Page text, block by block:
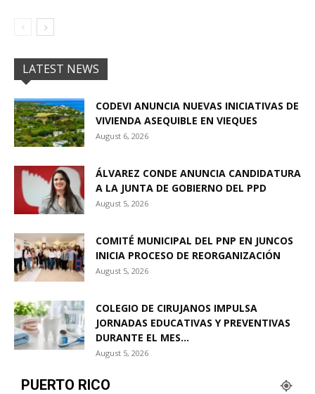
LATEST NEWS
CODEVI ANUNCIA NUEVAS INICIATIVAS DE
VIVIENDA ASEQUIBLE EN VIEQUES
August 6, 2026
ÁLVAREZ CONDE ANUNCIA CANDIDATURA
A LA JUNTA DE GOBIERNO DEL PPD
August 5, 2026
COMITÉ MUNICIPAL DEL PNP EN JUNCOS
INICIA PROCESO DE REORGANIZACIÓN
August 5, 2026
COLEGIO DE CIRUJANOS IMPULSA
JORNADAS EDUCATIVAS Y PREVENTIVAS
DURANTE EL MES...
August 5, 2026
PUERTO RICO